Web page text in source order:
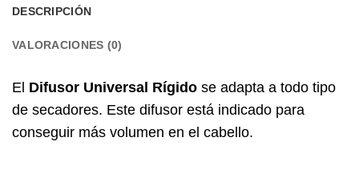
DESCRIPCIÓN
VALORACIONES (0)
El Difusor Universal Rígido se adapta a todo tipo
de secadores. Este difusor está indicado para
conseguir más volumen en el cabello.